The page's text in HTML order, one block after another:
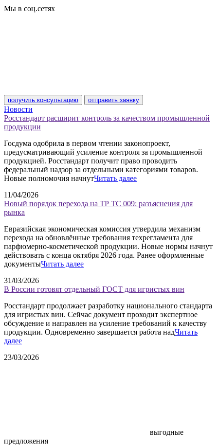
Мы в соц.сетях
получить консультацию отправить заявку
Новости
Росстандарт расширит контроль за качеством промышленной
продукции
Госдума одобрила в первом чтении законопроект,
предусматривающий усиление контроля за промышленной
продукцией. Росстандарт получит право проводить
федеральный надзор за отдельными категориями товаров.
Новые полномочия начнутЧитать далее
11/04/2026
Новый порядок перехода на ТР ТС 009: разъяснения для
рынка
Евразийская экономическая комиссия утвердила механизм
перехода на обновлённые требования техрегламента для
парфюмерно-косметической продукции. Новые нормы начнут
действовать с конца октября 2026 года. Ранее оформленные
документыЧитать далее
31/03/2026
В России готовят отдельный ГОСТ для игристых вин
Росстандарт продолжает разработку национального стандарта
для игристых вин. Сейчас документ проходит экспертное
обсуждение и направлен на усиление требований к качеству
продукции. Одновременно завершается работа надЧитать
далее
23/03/2026
выгодные
предложения